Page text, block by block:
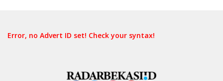
Error, no Advert ID set! Check your syntax!